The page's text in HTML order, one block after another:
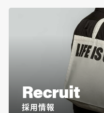
Recruit
採用情報